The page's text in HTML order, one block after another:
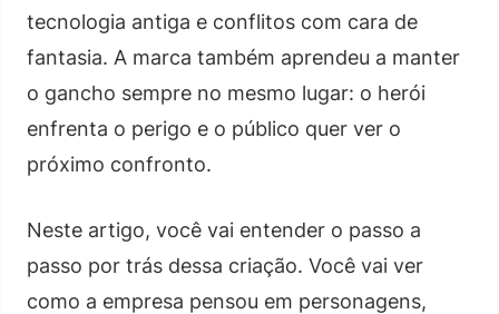
tecnologia antiga e conflitos com cara de
fantasia. A marca também aprendeu a manter
o gancho sempre no mesmo lugar: o herói
enfrenta o perigo e o público quer ver o
próximo confronto.
Neste artigo, você vai entender o passo a
passo por trás dessa criação. Você vai ver
como a empresa pensou em personagens,